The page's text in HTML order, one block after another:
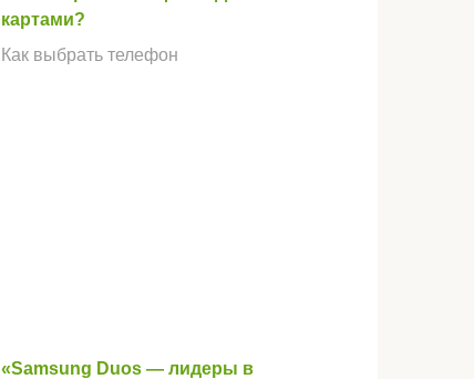
картами?
Как выбрать телефон
«Samsung Duos — лидеры в